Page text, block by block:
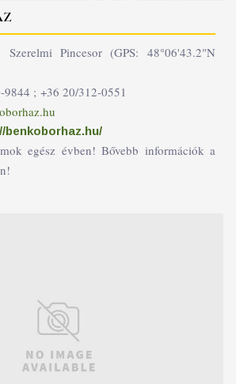
Szerelmi Pincesor (GPS: 48°06'43.2"N
9844 ; +36 20/312-0551
benkoborhaz.hu/
egész évben! Bővebb információk a